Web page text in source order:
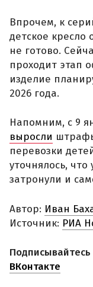
Впрочем, к
детское кресло
не готово.
проходит этап
изделие
2026 года.
Напомним, с 9
выросли
перевозки
уточнялось,
затронули и
Автор: Иван
Источник: РИА
Подписывайтесь
ВКонтакте